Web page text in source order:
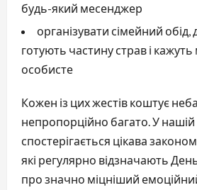
будь-який месенджер
організувати сімейний обід,
готують частину страв і
особисте
Кожен із цих жестів коштує
непропорційно багато. У нашій
спостерігається цікава
які регулярно відзначають
про значно міцніший